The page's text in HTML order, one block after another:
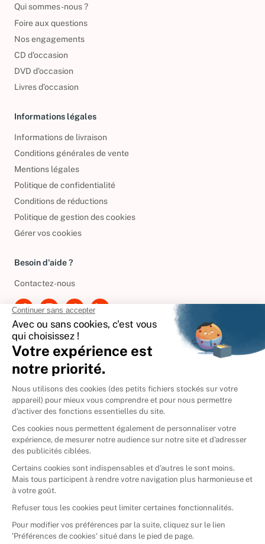
Qui sommes-nous ?
Foire aux questions
Nos engagements
CD d'occasion
DVD d'occasion
Livres d’occasion
Informations légales
Informations de livraison
Conditions générales de vente
Mentions légales
Politique de confidentialité
Conditions de réductions
Politique de gestion des cookies
Gérer vos cookies
Besoin d'aide ?
Contactez-nous
International
🇪🇸 Espagne
🇩🇪Allemagne
🇮🇹 Italie